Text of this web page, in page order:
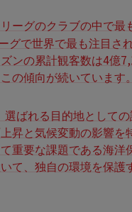
ーグのクラブの中で最
グで世界で最も注目さ
ンの累計観客数は4億
の傾向が続いています。
ばれる目的地として
昇と気候変動の影響を
重要な課題である海洋
て、独自の環境を保護